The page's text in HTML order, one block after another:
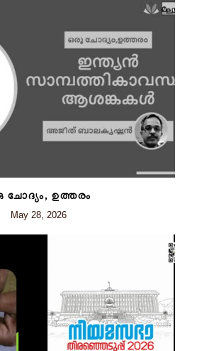
ചോദ്യം, ഉത്തരം
May 28, 2026